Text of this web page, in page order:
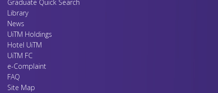
Graduate Quick Search
Library
News
UiTM Holdings
Hotel UiTM
UiTM FC
e-Complaint
FAQ
Site Map